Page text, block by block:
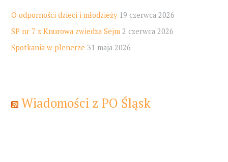
O odporności dzieci i młodzieży 19 czerwca 2026
SP nr 7 z Knurowa zwiedza Sejm 2 czerwca 2026
Spotkania w plenerze 31 maja 2026
Wiadomości z PO Śląsk